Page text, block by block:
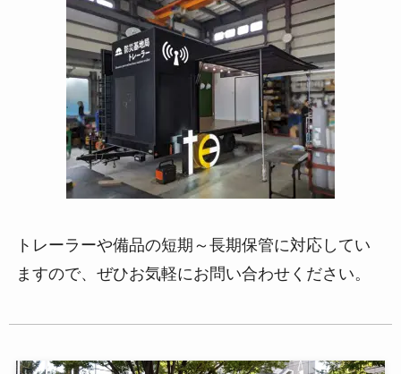
トレーラーや備品の短期～長期保管に対応してい
ますので、ぜひお気軽にお問い合わせください。